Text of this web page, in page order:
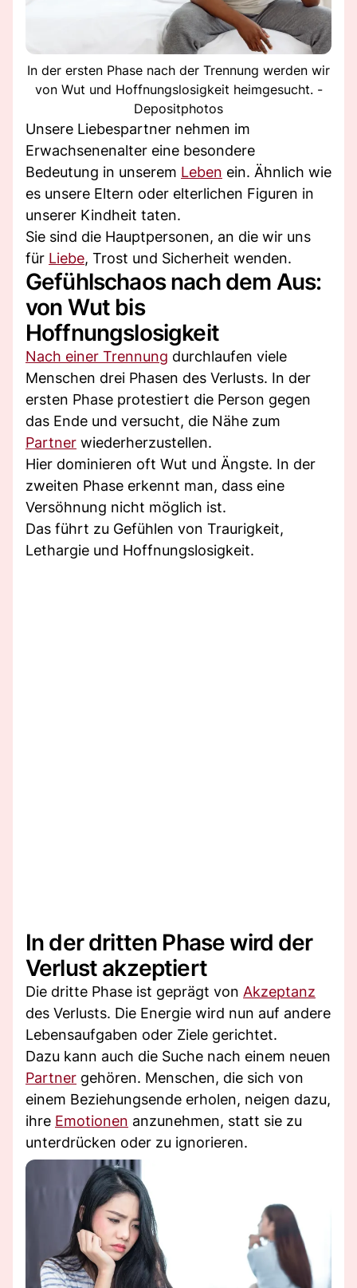
In der ersten Phase nach der Trennung werden wir
von Wut und Hoffnungslosigkeit heimgesucht. -
Depositphotos
Unsere Liebespartner nehmen im
Erwachsenenalter eine besondere
Bedeutung in unserem Leben ein. Ähnlich wie
es unsere Eltern oder elterlichen Figuren in
unserer Kindheit taten.
Sie sind die Hauptpersonen, an die wir uns
für Liebe, Trost und Sicherheit wenden.
Gefühlschaos nach dem Aus:
von Wut bis
Hoffnungslosigkeit
Nach einer Trennung durchlaufen viele
Menschen drei Phasen des Verlusts. In der
ersten Phase protestiert die Person gegen
das Ende und versucht, die Nähe zum
Partner wiederherzustellen.
Hier dominieren oft Wut und Ängste. In der
zweiten Phase erkennt man, dass eine
Versöhnung nicht möglich ist.
Das führt zu Gefühlen von Traurigkeit,
Lethargie und Hoffnungslosigkeit.
In der dritten Phase wird der
Verlust akzeptiert
Die dritte Phase ist geprägt von Akzeptanz
des Verlusts. Die Energie wird nun auf andere
Lebensaufgaben oder Ziele gerichtet.
Dazu kann auch die Suche nach einem neuen
Partner gehören. Menschen, die sich von
einem Beziehungsende erholen, neigen dazu,
ihre Emotionen anzunehmen, statt sie zu
unterdrücken oder zu ignorieren.